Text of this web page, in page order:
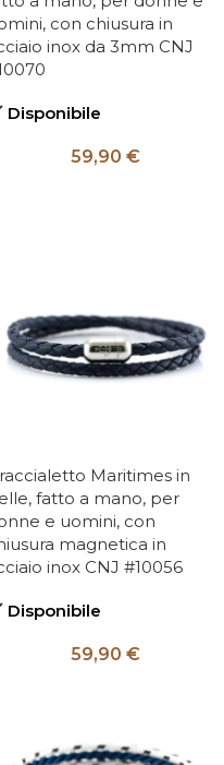
con chiusura in
inox da 3mm CNJ
Disponibile
59,90 €
Maritimes in
fatto a mano, per
e uomini, con
magnetica in
inox CNJ #10056
Disponibile
59,90 €